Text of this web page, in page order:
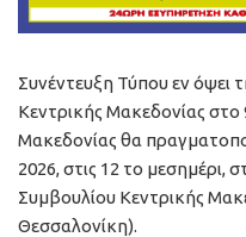
Συνέντευξη Τύπου εν όψει
Κεντρικής Μακεδονίας στο
Μακεδονίας θα
2026, στις 12 το μεσημέρι,
Συμβουλίου Κεντρικής
Θεσσαλονίκη).